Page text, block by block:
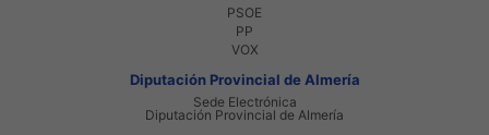
PSOE
PP
VOX
Diputación Provincial de Almería
Sede Electrónica
Diputación Provincial de Almería